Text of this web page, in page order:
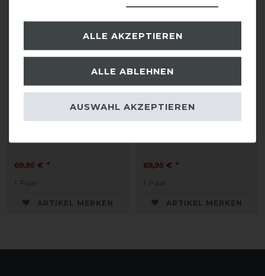
Eskadron Basics
69,95 € *
1 Paar
ARTIKEL MERKEN
Eskadron Basics
69,95 € *
1 Paar
ARTIKEL MERKEN
ALLE AKZEPTIEREN
ALLE ABLEHNEN
AUSWAHL AKZEPTIEREN